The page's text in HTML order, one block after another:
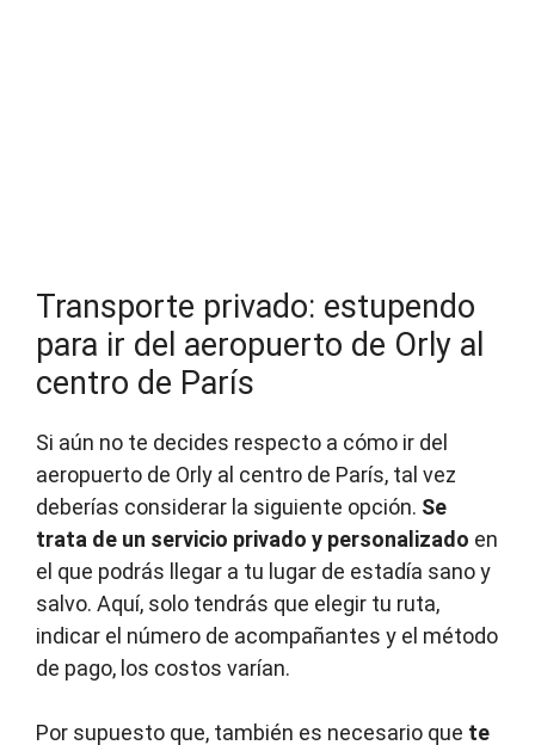
Transporte privado: estupendo
para ir del aeropuerto de Orly al
centro de París
Si aún no te decides respecto a cómo ir del
aeropuerto de Orly al centro de París, tal vez
deberías considerar la siguiente opción. Se
trata de un servicio privado y personalizado en
el que podrás llegar a tu lugar de estadía sano y
salvo. Aquí, solo tendrás que elegir tu ruta,
indicar el número de acompañantes y el método
de pago, los costos varían.
Por supuesto que, también es necesario que te